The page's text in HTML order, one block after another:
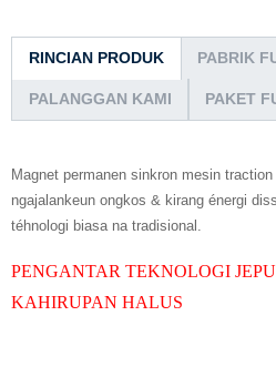
RINCIAN PRODUK PABRIK
PALANGGAN KAMI PAKET
Magnet permanen sinkron mesin
ngajalankeun ongkos & kirang énergi
téhnologi biasa na tradisional.
PENGANTAR TEKNOLOGI
KAHIRUPAN HALUS